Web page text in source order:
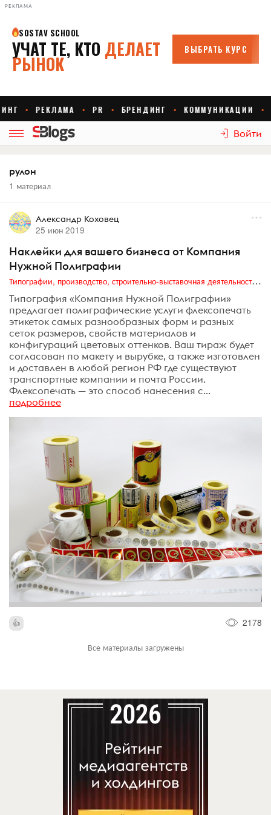
РЕКЛАМА
Войти
рулон
1 материал
Александр Коховец
25 июн 2019
Наклейки для вашего бизнеса от Компания
Нужной Полиграфии
Типографии, производство, строительно-выставочная деятельность, транзитная реклама, издательский бизнес
Типография «Компания Нужной Полиграфии»
предлагает полиграфические услуги флексопечать
этикеток самых разнообразных форм и разных
сеток размеров, свойств материалов и
конфигураций цветовых оттенков. Ваш тираж будет
согласован по макету и вырубке, а также изготовлен
и доставлен в любой регион РФ где существуют
транспортные компании и почта России.
Флексопечать — это способ нанесения с...
подробнее
2178
Все материалы загружены